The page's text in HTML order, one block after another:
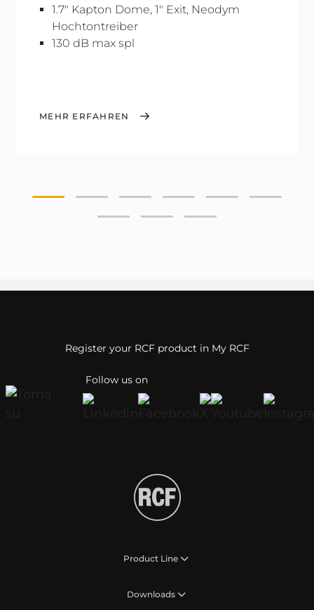
1.7" Kapton Dome, 1" Exit, Neodym
Hochtontreiber
130 dB max spl
MEHR ERFAHREN
Follow us on
Register your RCF product in My RCF
Product Line
Downloads